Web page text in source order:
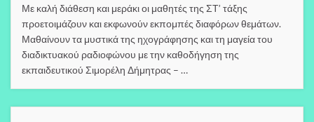
Με καλή διάθεση και μεράκι οι μαθητές της ΣΤ’ τάξης
προετοιμάζουν και εκφωνούν εκπομπές διαφόρων θεμάτων.
Μαθαίνουν τα μυστικά της ηχογράφησης και τη μαγεία του
διαδικτυακού ραδιοφώνου με την καθοδήγηση της
εκπαιδευτικού Σιμορέλη Δήμητρας – …